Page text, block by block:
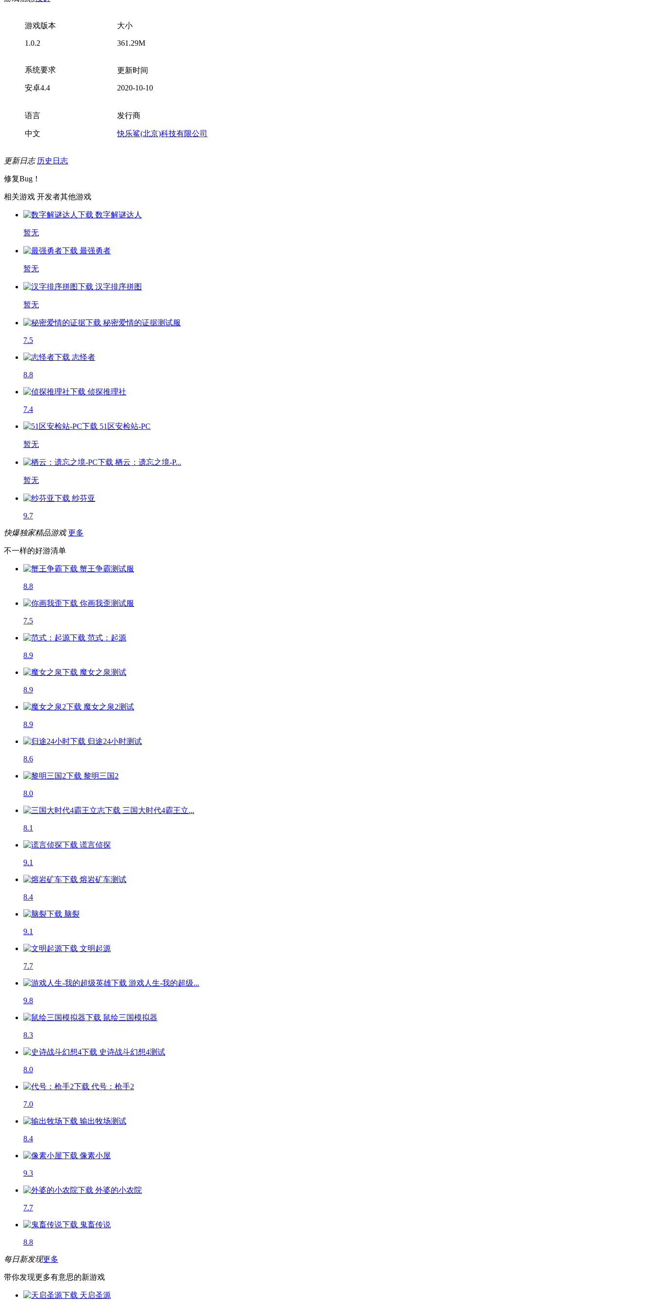
游戏版本
1.0.2
大小
361.29M
系统要求
安卓4.4
更新时间
2020-10-10
语言
中文
发行商
快乐鲨(北京)科技有限公司
更新日志 历史日志
修复Bug！
相关游戏 开发者其他游戏
数字解谜达人
暂无
最强勇者
暂无
汉字排序拼图
暂无
秘密爱情的证据测试服
7.5
志怪者
8.8
侦探推理社
7.4
51区安检站-PC
暂无
栖云：遗忘之境-P...
暂无
纱芬亚
9.7
快爆独家精品游戏 更多
不一样的好游清单
蟹王争霸测试服
8.8
你画我歪测试服
7.5
范式：起源
8.9
魔女之泉测试
8.9
魔女之泉2测试
8.9
归途24小时测试
8.6
黎明三国2
8.0
三国大时代4霸王立...
8.1
谎言侦探
9.1
熔岩矿车测试
8.4
脑裂
9.1
文明起源
7.7
游戏人生-我的超级...
9.8
鼠绘三国模拟器
8.3
史诗战斗幻想4测试
8.0
代号：枪手2
7.0
输出牧场测试
8.4
像素小屋
9.3
外婆的小农院
7.7
鬼畜传说
8.8
每日新发现更多
带你发现更多有意思的新游戏
天启圣源